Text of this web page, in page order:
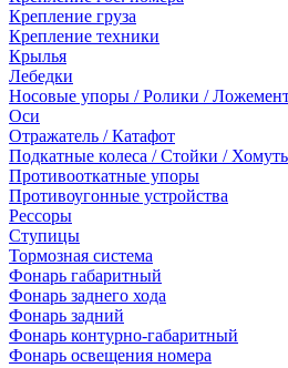
Крепление груза
Крепление техники
Крылья
Лебедки
Носовые упоры / Ролики /
Оси
Отражатель / Катафот
Подкатные колеса / Стойки /
Противооткатные упоры
Противоугонные устройства
Рессоры
Ступицы
Тормозная система
Фонарь габаритный
Фонарь заднего хода
Фонарь задний
Фонарь контурно-габаритный
Фонарь освещения номера